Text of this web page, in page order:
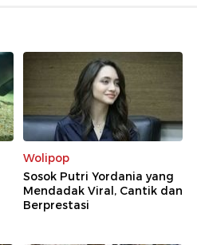
Wolipop
Sosok Putri Yordania yang
Mendadak Viral, Cantik dan
Berprestasi